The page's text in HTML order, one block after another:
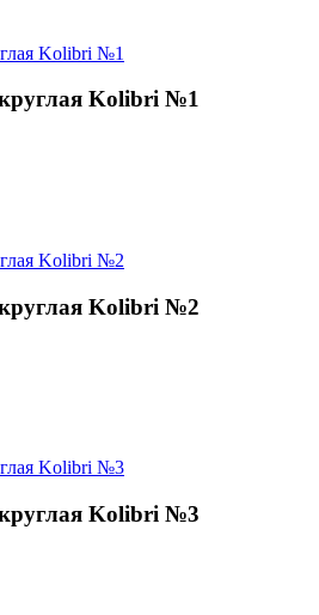
Kolibri №1
Kolibri №2
Kolibri №3